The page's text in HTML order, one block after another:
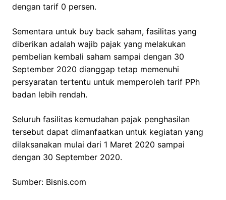
dengan tarif 0 persen.
Sementara untuk buy back saham, fasilitas yang
diberikan adalah wajib pajak yang melakukan
pembelian kembali saham sampai dengan 30
September 2020 dianggap tetap memenuhi
persyaratan tertentu untuk memperoleh tarif PPh
badan lebih rendah.
Seluruh fasilitas kemudahan pajak penghasilan
tersebut dapat dimanfaatkan untuk kegiatan yang
dilaksanakan mulai dari 1 Maret 2020 sampai
dengan 30 September 2020.
Sumber: Bisnis.com